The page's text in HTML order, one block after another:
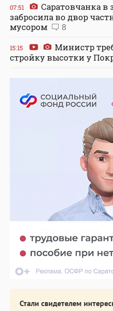
07:51
Саратовчанка в
забросила во двор
мусором
8
15:15
Министр
стройку высотки у
Стали свидетелем